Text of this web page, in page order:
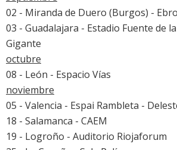
02 - Miranda de Duero (Burgos) -
03 - Guadalajara - Estadio Fuente de
Gigante
octubre
08 - León - Espacio Vías
noviembre
05 - Valencia - Espai Rambleta -
18 - Salamanca - CAEM
19 - Logroño - Auditorio Riojaforum